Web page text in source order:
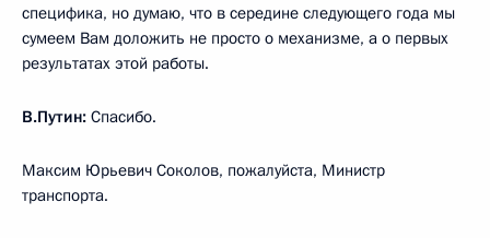
специфика, но думаю, что в середине следующего года мы
сумеем Вам доложить не просто о механизме, а о первых
результатах этой работы.
В.Путин: Спасибо.
Максим Юрьевич Соколов, пожалуйста, Министр
транспорта.